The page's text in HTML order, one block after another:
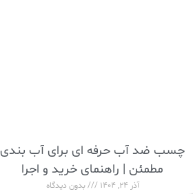
چسب ضد آب حرفه ای برای آب بندی
مطمئن | راهنمای خرید و اجرا
آذر 24, 1404 بدون دیدگاه